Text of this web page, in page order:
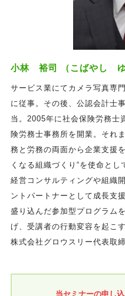
小林 裕司 （こばやし ゆ
サービス業にてカメラ写真専
に従事。その後、公認会計士
当。2005年に社会保険労務士
険労務士事務所を開業。それ
務と労務の両面から企業支援
くなる組織づくり“を使命とし
経営コンサルティングや組織
ントパートナーとして成長支
盛り込んだ参加型プログラム
げ、受講者の行動変容を起こ
株式会社グロウスリー代表取締
当セミナーの申し